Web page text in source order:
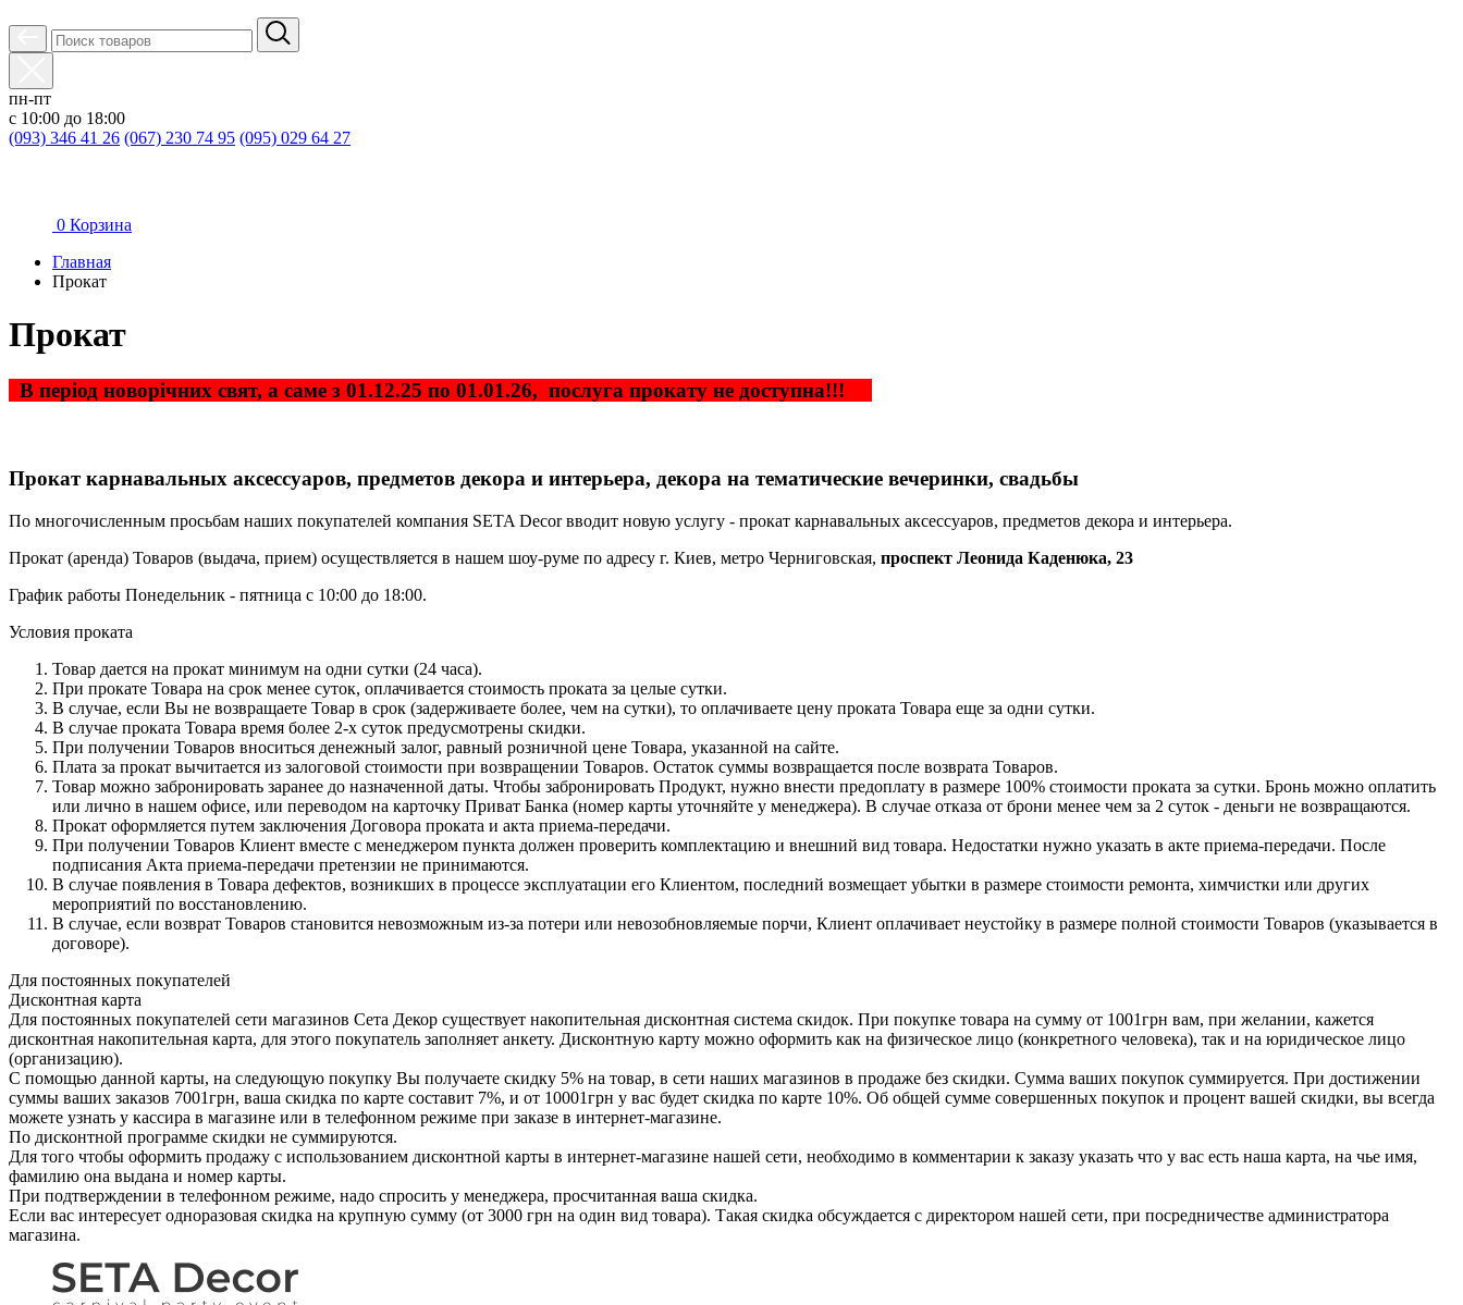
пн-пт
с 10:00 до 18:00
(093) 346 41 26 (067) 230 74 95 (095) 029 64 27
0 Корзина
Главная
Прокат
Прокат
В період новорічних свят, а саме з 01.12.25 по 01.01.26, послуга прокату не доступна!!!
Прокат карнавальных аксессуаров, предметов декора и интерьера, декора на тематические вечеринки, свадьбы
По многочисленным просьбам наших покупателей компания SETA Decor вводит новую услугу - прокат карнавальных аксессуаров, предметов декора и интерьера.
Прокат (аренда) Товаров (выдача, прием) осуществляется в нашем шоу-руме по адресу г. Киев, метро Черниговская, проспект Леонида Каденюка, 23
График работы Понедельник - пятница с 10:00 до 18:00.
Условия проката
Товар дается на прокат минимум на одни сутки (24 часа).
При прокате Товара на срок менее суток, оплачивается стоимость проката за целые сутки.
В случае, если Вы не возвращаете Товар в срок (задерживаете более, чем на сутки), то оплачиваете цену проката Товара еще за одни сутки.
В случае проката Товара время более 2-х суток предусмотрены скидки.
При получении Товаров вноситься денежный залог, равный розничной цене Товара, указанной на сайте.
Плата за прокат вычитается из залоговой стоимости при возвращении Товаров. Остаток суммы возвращается после возврата Товаров.
Товар можно забронировать заранее до назначенной даты. Чтобы забронировать Продукт, нужно внести предоплату в размере 100% стоимости проката за сутки. Бронь можно оплатить
или лично в нашем офисе, или переводом на карточку Приват Банка (номер карты уточняйте у менеджера). В случае отказа от брони менее чем за 2 суток - деньги не возвращаются.
Прокат оформляется путем заключения Договора проката и акта приема-передачи.
При получении Товаров Клиент вместе с менеджером пункта должен проверить комплектацию и внешний вид товара. Недостатки нужно указать в акте приема-передачи. После
подписания Акта приема-передачи претензии не принимаются.
В случае появления в Товара дефектов, возникших в процессе эксплуатации его Клиентом, последний возмещает убытки в размере стоимости ремонта, химчистки или других
мероприятий по восстановлению.
В случае, если возврат Товаров становится невозможным из-за потери или невозобновляемые порчи, Клиент оплачивает неустойку в размере полной стоимости Товаров (указывается в
договоре).
Для постоянных покупателей
Дисконтная карта
Для постоянных покупателей сети магазинов Сета Декор существует накопительная дисконтная система скидок. При покупке товара на сумму от 1001грн вам, при желании, кажется
дисконтная накопительная карта, для этого покупатель заполняет анкету. Дисконтную карту можно оформить как на физическое лицо (конкретного человека), так и на юридическое лицо
(организацию).
С помощью данной карты, на следующую покупку Вы получаете скидку 5% на товар, в сети наших магазинов в продаже без скидки. Сумма ваших покупок суммируется. При достижении
суммы ваших заказов 7001грн, ваша скидка по карте составит 7%, и от 10001грн у вас будет скидка по карте 10%. Об общей сумме совершенных покупок и процент вашей скидки, вы всегда
можете узнать у кассира в магазине или в телефонном режиме при заказе в интернет-магазине.
По дисконтной программе скидки не суммируются.
Для того чтобы оформить продажу с использованием дисконтной карты в интернет-магазине нашей сети, необходимо в комментарии к заказу указать что у вас есть наша карта, на чье имя,
фамилию она выдана и номер карты.
При подтверждении в телефонном режиме, надо спросить у менеджера, просчитанная ваша скидка.
Если вас интересует одноразовая скидка на крупную сумму (от 3000 грн на один вид товара). Такая скидка обсуждается с директором нашей сети, при посредничестве администратора
магазина.